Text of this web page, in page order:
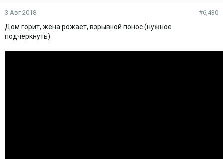
3 Авг 2018 #6,430
Дом горит, жена рожает, взрывной понос (нужное
подчеркнуть)